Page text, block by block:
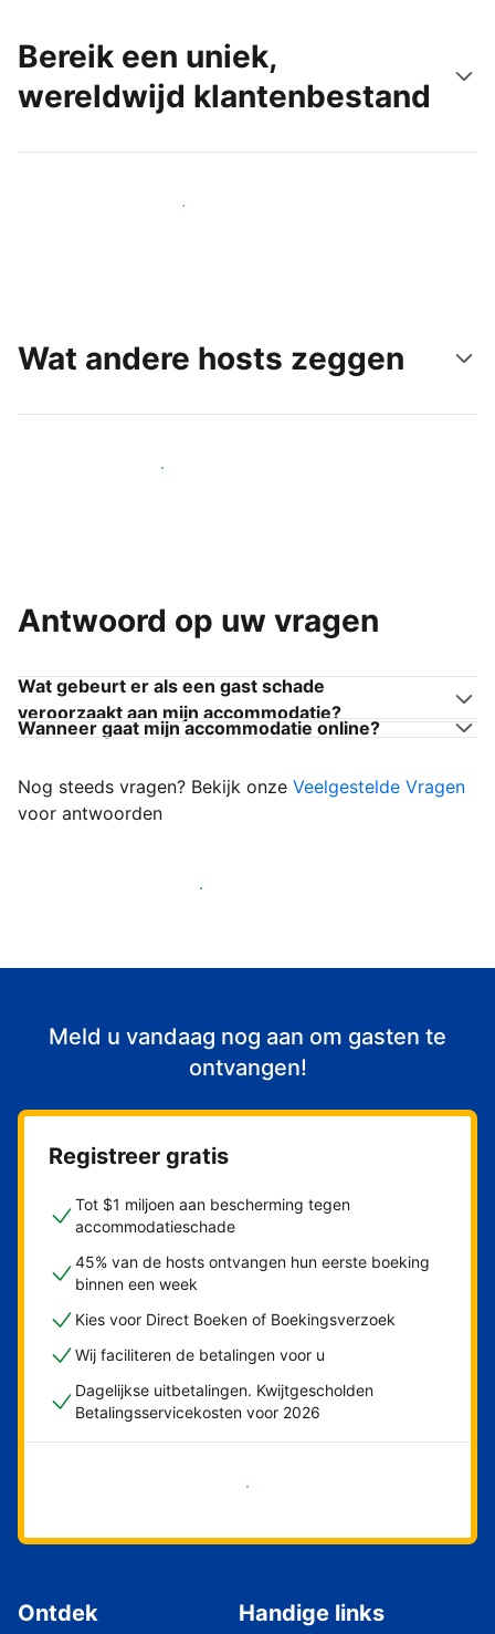
Bereik een uniek,
wereldwijd klantenbestand
Bereik vandaag nog nieuwe gasten
Wat andere hosts zeggen
Word een van onze vele hosts
Antwoord op uw vragen
Wat gebeurt er als een gast schade
veroorzaakt aan mijn accommodatie?
Wanneer gaat mijn accommodatie online?
Nog steeds vragen? Bekijk onze Veelgestelde Vragen
voor antwoorden
Begin met het verwelkomen van gasten
Meld u vandaag nog aan om gasten te
ontvangen!
Registreer gratis
Tot $1 miljoen aan bescherming tegen
accommodatieschade
45% van de hosts ontvangen hun eerste boeking
binnen een week
Kies voor Direct Boeken of Boekingsverzoek
Wij faciliteren de betalingen voor u
Dagelijkse uitbetalingen. Kwijtgescholden
Betalingsservicekosten voor 2026
Nu meteen beginnen
Ontdek Handige links